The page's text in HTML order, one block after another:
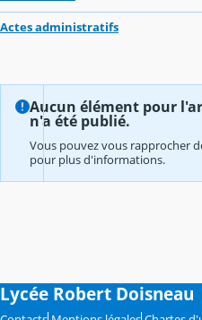
Actes administratifs
Aucun élément pour
n'a été publié.
Vous pouvez vous rapprocher
pour plus d'informations.
Lycée Robert Doisneau